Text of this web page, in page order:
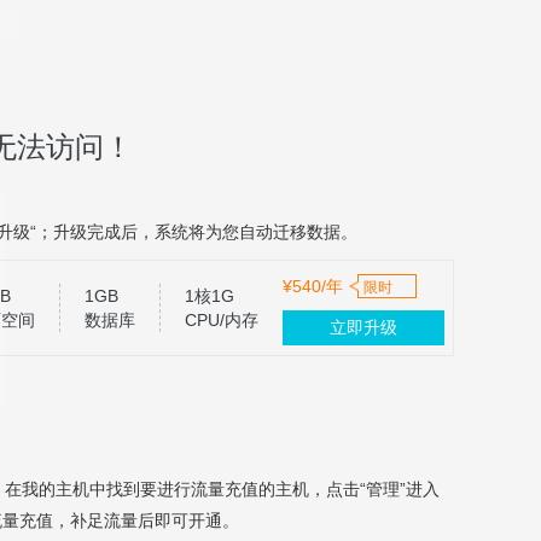
访问！
“；升级完成后，系统将为您自动迁移数据。
间
1GB
数据库
1核1G
CPU/内存
¥540/年 限时
立即升级
在我的主机中找到要进行流量充值的主机，点击“管理”进入
充值，补足流量后即可开通。